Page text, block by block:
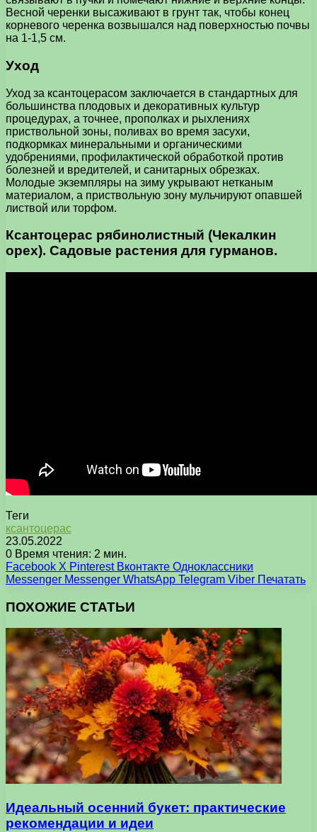
Весной черенки высаживают в грунт так, чтобы конец
корневого черенка возвышался над поверхностью почвы
на 1-1,5 см.
Уход
Уход за ксантоцерасом заключается в стандартных для
большинства плодовых и декоративных культур
процедурах, а точнее, прополках и рыхлениях
приствольной зоны, поливах во время засухи,
подкормках минеральными и органическими
удобрениями, профилактической обработкой против
болезней и вредителей, и санитарных обрезках.
Молодые экземпляры на зиму укрывают нетканым
материалом, а приствольную зону мульчируют опавшей
листвой или торфом.
Ксантоцерас рябинолистный (Чекалкин
орех). Садовые растения для гурманов.
Теги
ксантоцерас
23.05.2022
0 Время чтения: 2 мин.
Facebook X Pinterest Вконтакте Одноклассники
Messenger Messenger WhatsApp Telegram Viber Печатать
ПОХОЖИЕ СТАТЬИ
Идеальный осенний букет: практические
рекомендации и идеи